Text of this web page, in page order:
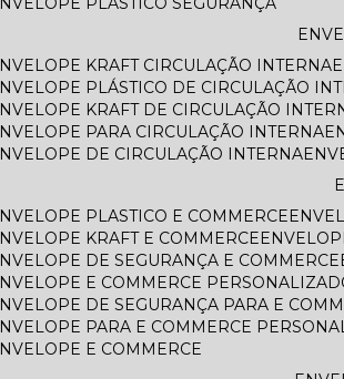
ENVELOPE KRAFT CIRCULAÇÃO INTERNA
ENVELOPE PLÁSTICO DE CIRCULAÇÃO
ENVELOPE KRAFT DE CIRCULAÇÃO
ENVELOPE PARA CIRCULAÇÃO INTERNA
ENVELOPE DE CIRCULAÇÃO INTERNA
ENVELOPE PLASTICO E COMMERCE
ENVELOPE KRAFT E COMMERCE
ENVELOPE DE SEGURANÇA E COMMERCE
ENVELOPE E COMMERCE
ENVELOPE DE SEGURANÇA PARA E
ENVELOPE PARA E COMMERCE
ENVELOPE E COMMERCE